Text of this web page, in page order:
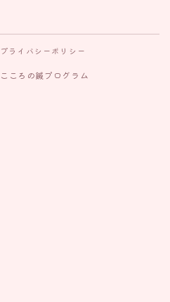
プライバシーポリシー
ころの鍼プログラム